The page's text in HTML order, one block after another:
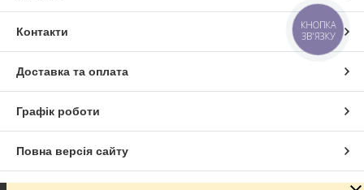
Контакти
Доставка та оплата
Графік роботи
Повна версія сайту
КНОПКА
ЗВ'ЯЗКУ